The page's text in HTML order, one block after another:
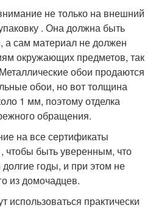
не только на внешний
. Она должна быть
а сам материал не должен
окружающих предметов, так
обои продаются
обои, но вот толщина
1 мм, поэтому отделка
обращения.
на все сертификаты
, чтобы быть уверенным, что
годы, и при этом не
из домочадцев.
использоваться практически